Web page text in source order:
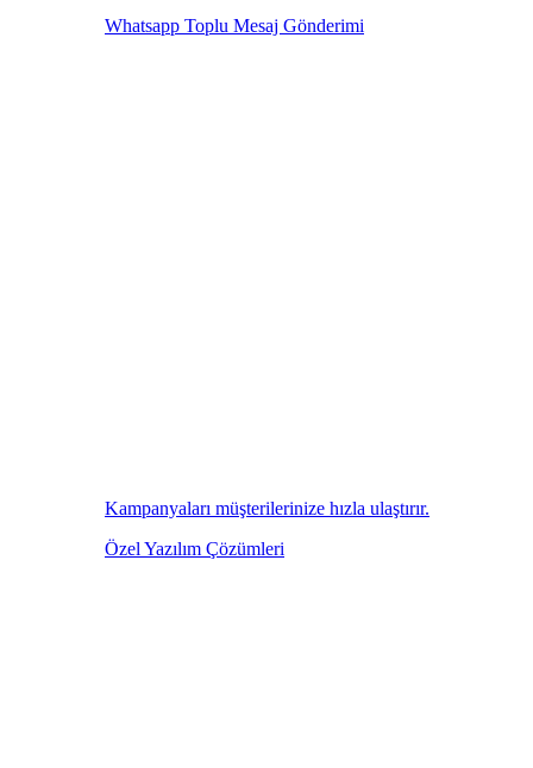
Whatsapp Toplu Mesaj Gönderimi
Kampanyaları müşterilerinize hızla ulaştırır.
Özel Yazılım Çözümleri